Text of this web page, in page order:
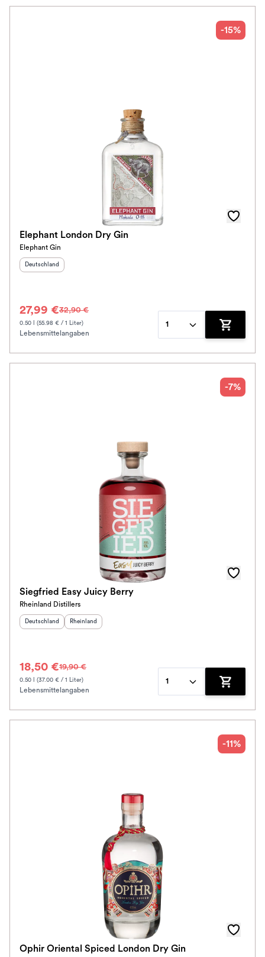
-15%
Elephant London Dry Gin
Elephant Gin
Herkunftsland
Deutschland
27,99 €32,90 €
0.50 l (55.98 € / 1 Liter)
Lebensmittelangaben
1
Zum
-7%
Siegfried Easy Juicy Berry
Rheinland Distillers
Herkunftsland
Deutschland Herkunftsregion
Rheinland
18,50 €19,90 €
0.50 l (37.00 € / 1 Liter)
Lebensmittelangaben
1
Zum
-11%
Ophir Oriental Spiced London Dry Gin